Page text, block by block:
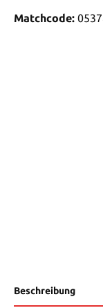
Matchcode:
Beschreibung